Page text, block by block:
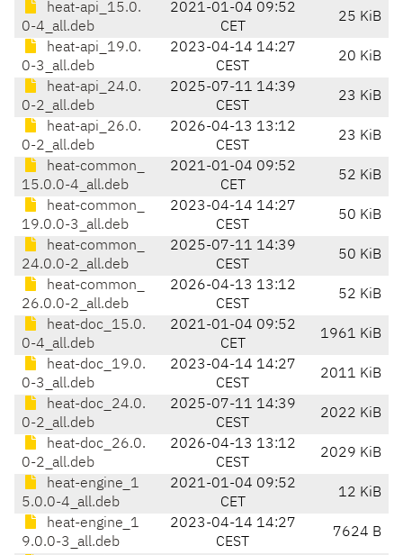
heat-api_15.0.
0-4_all.deb
2021-01-04 09:52
CET
25 KiB
heat-api_19.0.
0-3_all.deb
2023-04-14 14:27
CEST
20 KiB
heat-api_24.0.
0-2_all.deb
2025-07-11 14:39
CEST
23 KiB
heat-api_26.0.
0-2_all.deb
2026-04-13 13:12
CEST
23 KiB
heat-common_
15.0.0-4_all.deb
2021-01-04 09:52
CET
52 KiB
heat-common_
19.0.0-3_all.deb
2023-04-14 14:27
CEST
50 KiB
heat-common_
24.0.0-2_all.deb
2025-07-11 14:39
CEST
50 KiB
heat-common_
26.0.0-2_all.deb
2026-04-13 13:12
CEST
52 KiB
heat-doc_15.0.
0-4_all.deb
2021-01-04 09:52
CET
1961 KiB
heat-doc_19.0.
0-3_all.deb
2023-04-14 14:27
CEST
2011 KiB
heat-doc_24.0.
0-2_all.deb
2025-07-11 14:39
CEST
2022 KiB
heat-doc_26.0.
0-2_all.deb
2026-04-13 13:12
CEST
2029 KiB
heat-engine_1
5.0.0-4_all.deb
2021-01-04 09:52
CET
12 KiB
heat-engine_1
9.0.0-3_all.deb
2023-04-14 14:27
CEST
7624 B